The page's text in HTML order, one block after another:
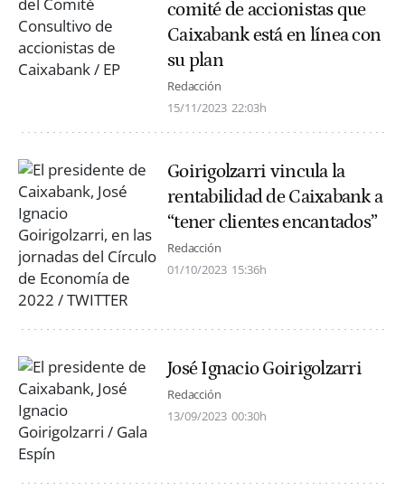
comité de accionistas que
Caixabank está en línea con
su plan
Redacción
15/11/2023 22:03h
Goirigolzarri vincula la
rentabilidad de Caixabank a
“tener clientes encantados”
Redacción
01/10/2023 15:36h
José Ignacio Goirigolzarri
Redacción
13/09/2023 00:30h